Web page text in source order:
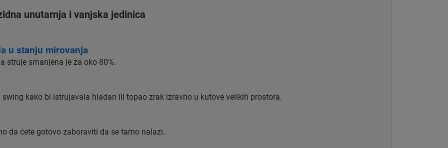
unutarnja i vanjska jedinica
u stanju mirovanja
struje smanjena je za oko 80%.
kako bi istrujavala hladan ili topao zrak izravno u kutove velikih prostora.
da ćete gotovo zaboraviti da se tamo nalazi.